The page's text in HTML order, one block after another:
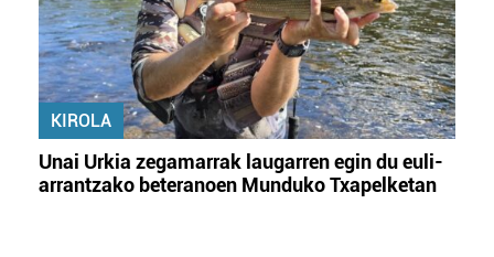
KIROLA
Unai Urkia zegamarrak laugarren egin du euli-
arrantzako beteranoen Munduko Txapelketan